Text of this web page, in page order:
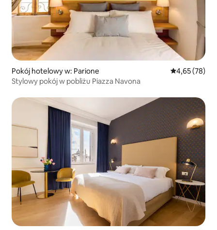
Pokój hotelowy w: Parione Średnia
4,65 (78)
Stylowy pokój w pobliżu Piazza Navona